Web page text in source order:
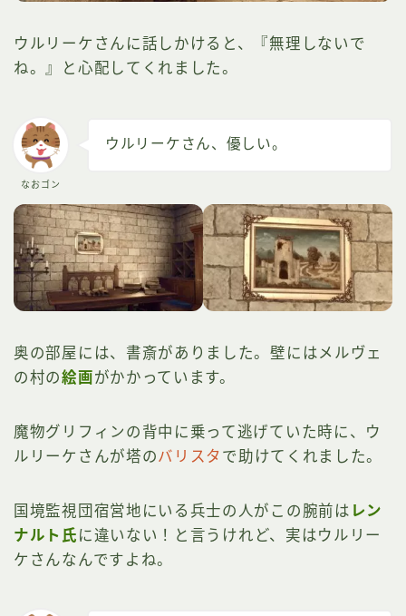
ウルリーケさんに話しかけると、『無理しないで
ね。』と心配してくれました。
なおゴン
ウルリーケさん、優しい。
奥の部屋には、書斎がありました。壁にはメルヴェ
の村の絵画がかかっています。
魔物グリフィンの背中に乗って逃げていた時に、ウ
ルリーケさんが塔のバリスタ で助けてくれました。
国境監視団宿営地にいる兵士の人がこの腕前は レン
ナルト氏 に違いない！と言うけれど、実はウルリー
ケさんなんですよね。